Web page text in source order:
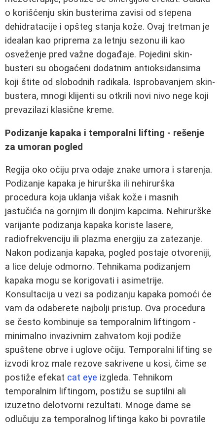
o korišćenju skin busterima zavisi od stepena
dehidratacije i opšteg stanja kože. Ovaj tretman je
idealan kao priprema za letnju sezonu ili kao
osveženje pred važne događaje. Pojedini skin-
busteri su obogaćeni dodatnim antioksidansima
koji štite od slobodnih radikala. Isprobavanjem skin-
bustera, mnogi klijenti su otkrili novi nivo nege koji
prevazilazi klasične kreme.
Podizanje kapaka i temporalni lifting - rešenje
za umoran pogled
Regija oko očiju prva odaje znake umora i starenja.
Podizanje kapaka je hirurška ili nehirurška
procedura koja uklanja višak kože i masnih
jastučića na gornjim ili donjim kapcima. Nehirurške
varijante podizanja kapaka koriste lasere,
radiofrekvenciju ili plazma energiju za zatezanje.
Nakon podizanja kapaka, pogled postaje otvoreniji,
a lice deluje odmorno. Tehnikama podizanjem
kapaka mogu se korigovati i asimetrije.
Konsultacija u vezi sa podizanju kapaka pomoći će
vam da odaberete najbolji pristup. Ova procedura
se često kombinuje sa temporalnim liftingom -
minimalno invazivnim zahvatom koji podiže
spuštene obrve i uglove očiju. Temporalni lifting se
izvodi kroz male rezove sakrivene u kosi, čime se
postiže efekat cat eye izgleda. Tehnikom
temporalnim liftingom, postižu se suptilni ali
izuzetno delotvorni rezultati. Mnoge dame se
odlučuju za temporalnog liftinga kako bi povratile